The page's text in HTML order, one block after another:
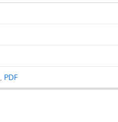
, PDF